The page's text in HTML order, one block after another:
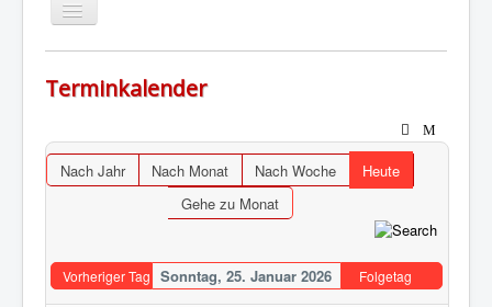
Toggle
Navigation
Aktuelles
Der Beirat ↓
Informationen ↓
Kontakt
Login
Suchen...
Terminkalender
Nach Jahr Nach Monat Nach Woche
Heute
Gehe zu Monat
Vorheriger Tag Sonntag, 25. Januar 2026 Folgetag